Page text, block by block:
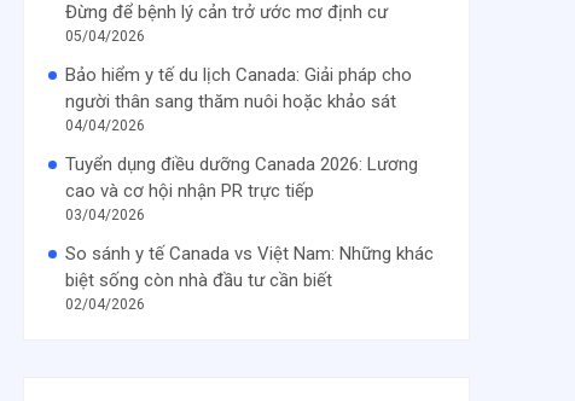
Đừng để bệnh lý cản trở ước mơ định cư
05/04/2026
Bảo hiểm y tế du lịch Canada: Giải pháp cho
người thân sang thăm nuôi hoặc khảo sát
04/04/2026
Tuyển dụng điều dưỡng Canada 2026: Lương
cao và cơ hội nhận PR trực tiếp
03/04/2026
So sánh y tế Canada vs Việt Nam: Những khác
biệt sống còn nhà đầu tư cần biết
02/04/2026